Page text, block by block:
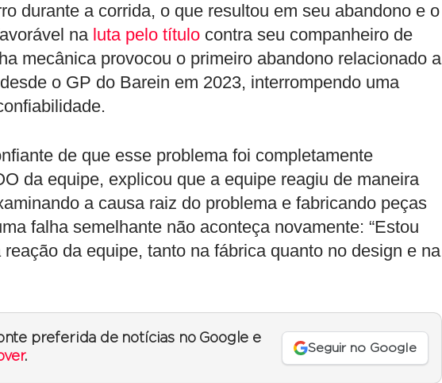
durante a corrida, o que resultou em seu abandono e o
na luta pelo título contra seu companheiro de
mecânica provocou o primeiro abandono relacionado a
o GP do Barein em 2023, interrompendo uma
de que esse problema foi completamente
da equipe, explicou que a equipe reagiu de maneira
a causa raiz do problema e fabricando peças
falha semelhante não aconteça novamente: “Estou
da equipe, tanto na fábrica quanto no design e na
preferida de notícias no Google e
.
Seguir no Google